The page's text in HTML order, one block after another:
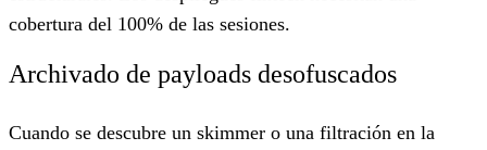
cobertura del 100% de las sesiones.
Archivado de payloads desofuscados
Cuando se descubre un skimmer o una filtración en la